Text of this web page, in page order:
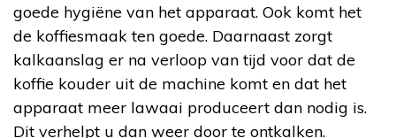
goede hygiëne van het apparaat. Ook komt het
de koffiesmaak ten goede. Daarnaast zorgt
kalkaanslag er na verloop van tijd voor dat de
koffie kouder uit de machine komt en dat het
apparaat meer lawaai produceert dan nodig is.
Dit verhelpt u dan weer door te ontkalken.